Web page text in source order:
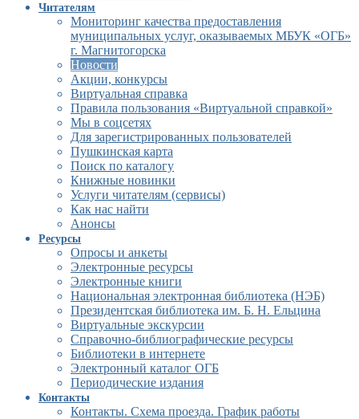
Читателям
Мониторинг качества предоставления
муниципальных услуг, оказываемых МБУК «ОГБ»
г. Магнитогорска
Новости
Акции, конкурсы
Виртуальная справка
Правила пользования «Виртуальной справкой»
Мы в соцсетях
Для зарегистрированных пользователей
Пушкинская карта
Поиск по каталогу
Книжные новинки
Услуги читателям (сервисы)
Как нас найти
Анонсы
Ресурсы
Опросы и анкеты
Электронные ресурсы
Электронные книги
Национальная электронная библиотека (НЭБ)
Президентская библиотека им. Б. Н. Ельцина
Виртуальные экскурсии
Справочно-библиографические ресурсы
Библиотеки в интернете
Электронный каталог ОГБ
Периодические издания
Контакты
Контакты. Схема проезда. График работы